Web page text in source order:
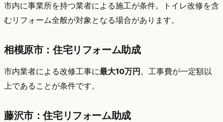
市内に事業所を持つ業者による施工が条件。トイレ改修を含
むリフォーム全般が対象となる場合があります。
相模原市：住宅リフォーム助成
市内業者による改修工事に最大10万円 。工事費が一定額以
上であることが条件です。
藤沢市：住宅リフォーム助成